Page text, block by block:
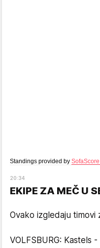
Standings provided by
20:34
EKIPE ZA MEČ U
Ovako izgledaju timovi
VOLFSBURG: Kastels